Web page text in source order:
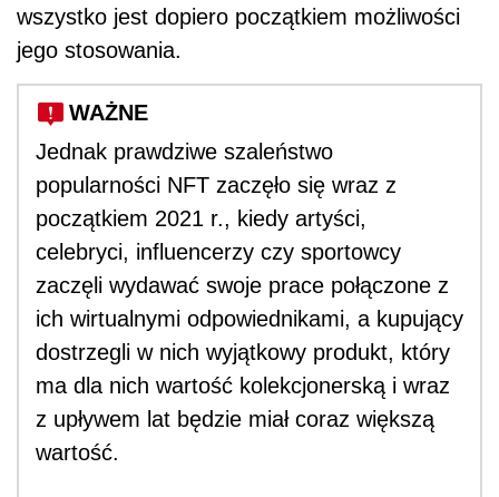
wszystko jest dopiero początkiem możliwości
jego stosowania.
WAŻNE
Jednak prawdziwe szaleństwo
popularności NFT zaczęło się wraz z
początkiem 2021 r., kiedy artyści,
celebryci, influencerzy czy sportowcy
zaczęli wydawać swoje prace połączone z
ich wirtualnymi odpowiednikami, a kupujący
dostrzegli w nich wyjątkowy produkt, który
ma dla nich wartość kolekcjonerską i wraz
z upływem lat będzie miał coraz większą
wartość.